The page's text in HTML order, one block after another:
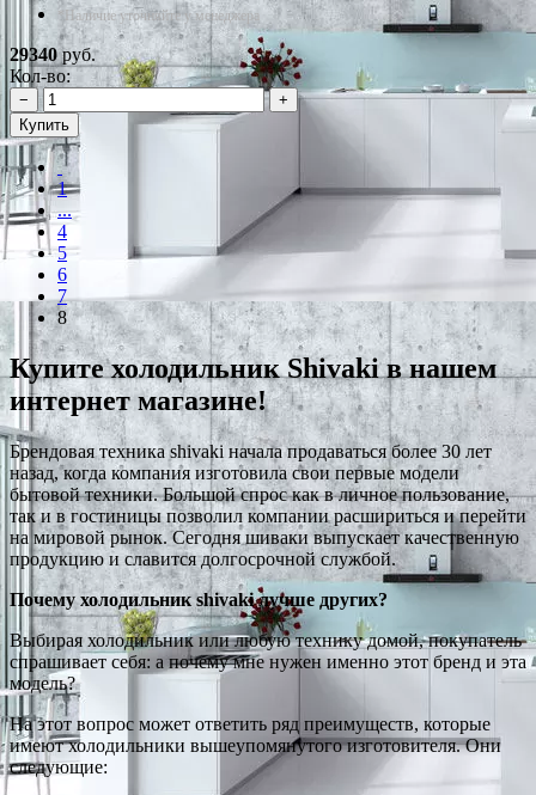
*Наличие уточняйте у менеджера
29340руб.
Кол-во:
−
+
Купить
1
...
4
5
6
7
8
Купите холодильник Shivaki в нашем
интернет магазине!
Брендовая техника shivaki начала продаваться более 30 лет
назад, когда компания изготовила свои первые модели
бытовой техники. Большой спрос как в личное пользование,
так и в гостиницы позволил компании расшириться и перейти
на мировой рынок. Сегодня шиваки выпускает качественную
продукцию и славится долгосрочной службой.
Почему холодильник shivaki лучше других?
Выбирая холодильник или любую технику домой, покупатель
спрашивает себя: а почему мне нужен именно этот бренд и эта
модель?
На этот вопрос может ответить ряд преимуществ, которые
имеют холодильники вышеупомянутого изготовителя. Они
следующие: